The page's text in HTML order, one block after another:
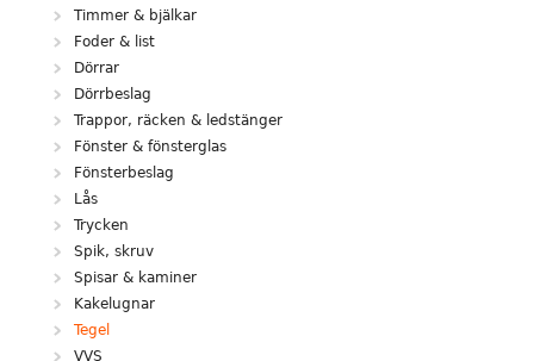
Timmer & bjälkar
Foder & list
Dörrar
Dörrbeslag
Trappor, räcken & ledstänger
Fönster & fönsterglas
Fönsterbeslag
Lås
Trycken
Spik, skruv
Spisar & kaminer
Kakelugnar
Tegel
VVS